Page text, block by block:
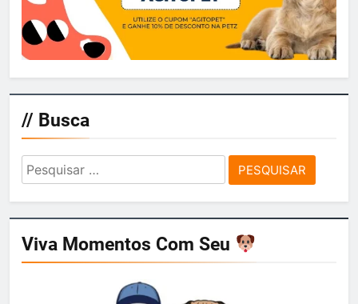
// Busca
Pesquisar
por:
Viva Momentos Com Seu